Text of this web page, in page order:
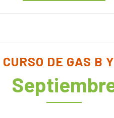
CURSO DE GAS B